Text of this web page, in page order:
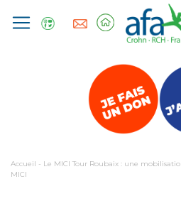
Accueil - Le MICI Tour Roubaix : une
MICI